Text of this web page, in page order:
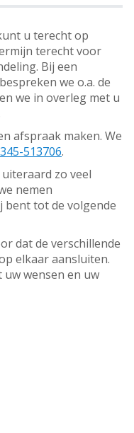
u terecht op
terecht voor
Bij een
we o.a. de
we in overleg met u
afspraak maken. We
513706.
zo veel
nemen
bent tot de volgende
dat de verschillende
elkaar aansluiten.
wensen en uw